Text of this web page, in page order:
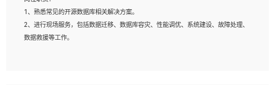
3、熟悉常见操作系统、存储、网络、 IO 等相关原理；
4、具有迁移工具实操经验，具备P2V、V2V迁移能力；
5、熟练华为、VMware虚拟化、云计算及云存储技术；
6、熟悉主流数据库、应用服务器、中间件部署架构和运维方法；
1、熟悉常见的开源数据库相关解决方案。
2、进行现场服务，包括数据迁移、数据库容灾、性能调优、系统建设、故障处理、
数据救援等工作。